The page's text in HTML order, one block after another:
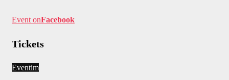
Event onFacebook
Tickets
Eventim